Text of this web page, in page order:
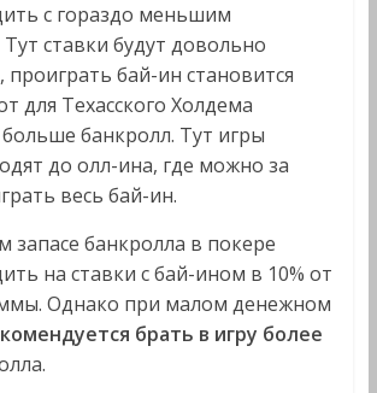
с гораздо меньшим
ставки будут довольно
бай-ин становится
для Техасского Холдема
больше банкролл. Тут игры
до олл-ина, где можно за
весь бай-ин.
банкролла в покере
на ставки с бай-ином в 10% от
Однако при малом денежном
брать в игру более